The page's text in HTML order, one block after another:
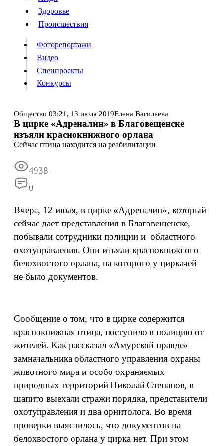
Происшествия
Видео
Конкурсы
ИнформацияПодпискаРекламаВсе новости
Здоровье
Происшествия
Фоторепортажи
Видео
Спецпроекты
Конкурсы
Общество 03:21, 13 июля 2019Елена Васильева
В цирке «Адреналин» в Благовещенске
изъяли краснокнижного орлана
Сейчас птица находится на реабилитации
4938
0
Вчера, 12 июля, в цирке «Адреналин», который
сейчас дает представления в Благовещенске,
побывали сотрудники полиции и областного
охотуправления. Они изъяли краснокнижного
белохвостого орлана, на которого у циркачей
не было документов.
Сообщение о том, что в цирке содержится
краснокнижная птица, поступило в полицию от
жителей. Как рассказал «Амурской правде»
замначальника областного управления охраны
животного мира и особо охраняемых
природных территорий Николай Степанов, в
шапито выехали стражи порядка, представители
охотуправления и два орнитолога. Во время
проверки выяснилось, что документов на
белохвостого орлана у цирка нет. При этом